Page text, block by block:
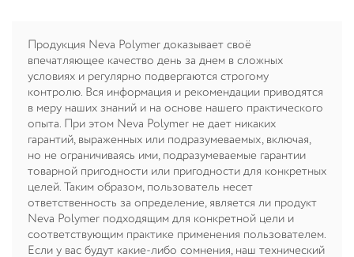
Продукция Neva Polymer доказывает своё
впечатляющее качество день за днем в сложных
условиях и регулярно подвергаются строгому
контролю. Вся информация и рекомендации приводятся
в меру наших знаний и на основе нашего практического
опыта. При этом Neva Polymer не дает никаких
гарантий, выраженных или подразумеваемых, включая,
но не ограничиваясь ими, подразумеваемые гарантии
товарной пригодности или пригодности для конкретных
целей. Таким образом, пользователь несет
ответственность за определение, является ли продукт
Neva Polymer подходящим для конкретной цели и
соответствующим практике применения пользователем.
Если у вас будут какие-либо сомнения, наш технический